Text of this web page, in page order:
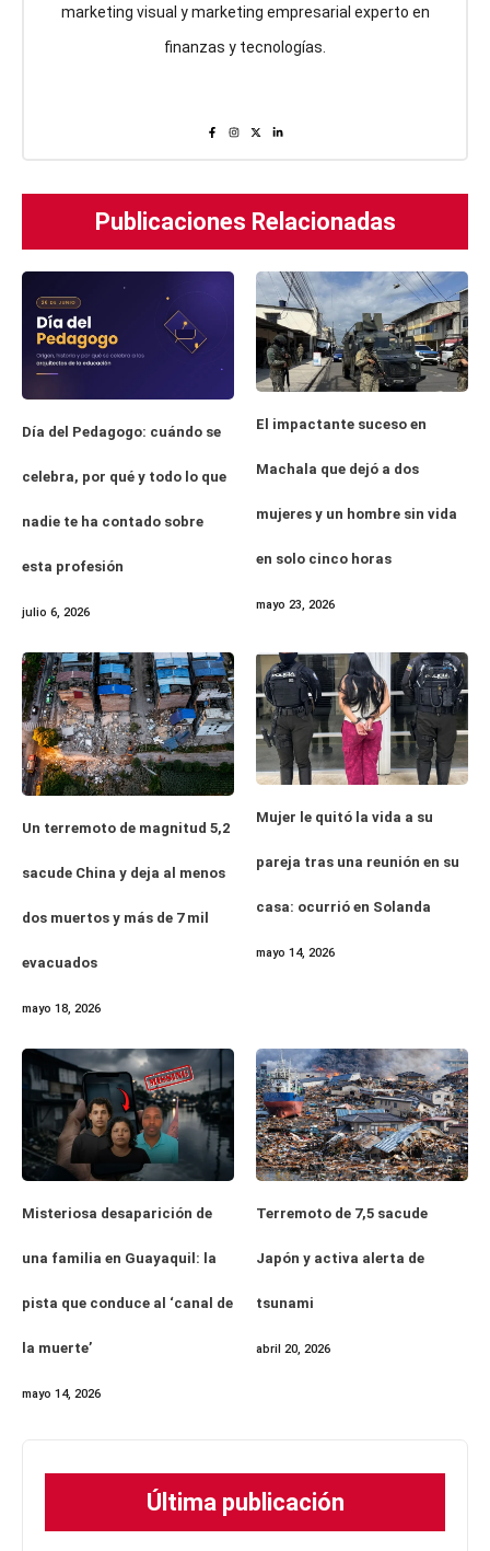
marketing visual y marketing empresarial experto en
finanzas y tecnologías.
Publicaciones Relacionadas
Día del Pedagogo: cuándo se
celebra, por qué y todo lo que
nadie te ha contado sobre
esta profesión
julio 6, 2026
El impactante suceso en
Machala que dejó a dos
mujeres y un hombre sin vida
en solo cinco horas
mayo 23, 2026
Un terremoto de magnitud 5,2
sacude China y deja al menos
dos muertos y más de 7 mil
evacuados
mayo 18, 2026
Mujer le quitó la vida a su
pareja tras una reunión en su
casa: ocurrió en Solanda
mayo 14, 2026
Misteriosa desaparición de
una familia en Guayaquil: la
pista que conduce al ‘canal de
la muerte’
mayo 14, 2026
Terremoto de 7,5 sacude
Japón y activa alerta de
tsunami
abril 20, 2026
Última publicación